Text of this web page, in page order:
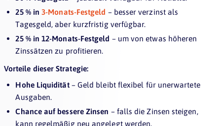
25 % in3-Monats-Festgeld – besser verzinst als
Tagesgeld, aber kurzfristig verfügbar.
25 % in 12-Monats-Festgeld – um von etwas höheren
Zinssätzen zu profitieren.
Vorteile dieser Strategie:
Hohe Liquidität– Geld bleibt flexibel für unerwartete
Ausgaben.
Chance auf bessere Zinsen – falls die Zinsen steigen,
kann regelmäßig neu angelegt werden.